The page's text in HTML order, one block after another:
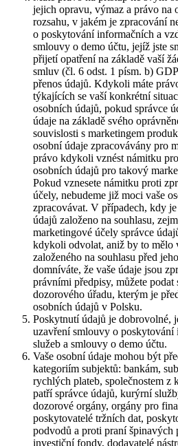
jejich opravu, výmaz a právo na
rozsahu, v jakém je zpracování
o poskytování informačních a
smlouvy o demo účtu, jejíž jste
přijetí opatření na základě vaší
smluv (čl. 6 odst. 1 písm. b)
přenos údajů. Kdykoli máte
týkajících se vaší konkrétní
osobních údajů, pokud správce
údaje na základě svého
souvislosti s marketingem
osobní údaje zpracovávány pro
právo kdykoli vznést námitku
osobních údajů pro takový
Pokud vznesete námitku proti
účely, nebudeme již moci vaše
zpracovávat. V případech, kdy
údajů založeno na souhlasu,
marketingové účely správce
kdykoli odvolat, aniž by to mělo
založeného na souhlasu před
domníváte, že vaše údaje jsou
právními předpisy, můžete podat
dozorového úřadu, kterým je
osobních údajů v Polsku.
Poskytnutí údajů je dobrovolné,
uzavření smlouvy o poskytování
služeb a smlouvy o demo účtu.
Vaše osobní údaje mohou být
kategoriím subjektů: bankám,
rychlých plateb, společnostem z
patří správce údajů, kurýrní
dozorové orgány, orgány pro
poskytovatelé tržních dat,
podvodů a proti praní špinavých
investiční fondy, dodavatelé